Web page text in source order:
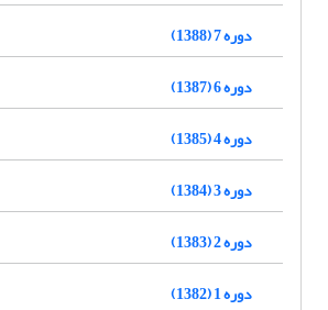
دوره 7 (1388)
دوره 6 (1387)
دوره 4 (1385)
دوره 3 (1384)
دوره 2 (1383)
دوره 1 (1382)